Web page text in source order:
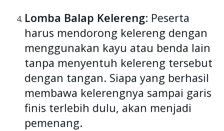
Lomba Balap Kelereng: Peserta
harus mendorong kelereng dengan
menggunakan kayu atau benda lain
tanpa menyentuh kelereng tersebut
dengan tangan. Siapa yang berhasil
membawa kelerengnya sampai garis
finis terlebih dulu, akan menjadi
pemenang.